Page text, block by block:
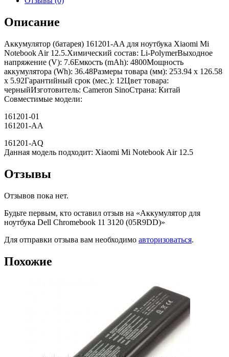
Описание
Аккумулятор (батарея) 161201-AA для ноутбука Xiaomi Mi
Notebook Air 12.5.Химический состав: Li-PolymerВыходное
напряжение (V): 7.6Емкость (mAh): 4800Мощность
аккумулятора (Wh): 36.48Размеры товара (мм): 253.94 x 126.58
x 5.92Гарантийный срок (мес.): 12Цвет товара:
черныйИзготовитель: Cameron SinoСтрана: Китай
Совместимые модели:
161201-01
161201-AA
161201-AQ
Данная модель подходит: Xiaomi Mi Notebook Air 12.5
Отзывы
Отзывов пока нет.
Будьте первым, кто оставил отзыв на «Аккумулятор для
ноутбука Dell Chromebook 11 3120 (05R9DD)»
Для отправки отзыва вам необходимо авторизоваться.
Похожие